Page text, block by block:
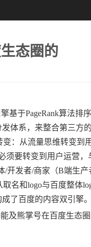
态圈的
于PageRank算法排
体系，来整合第三方
：从流量思维转变到
须要转变到用户运营，
开发者/商家（B端生产
名和logo与百度整体
了百度的内容双引擎。